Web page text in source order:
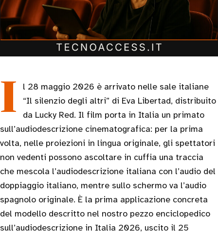
Il 28 maggio 2026 è arrivato nelle sale italiane
“Il silenzio degli altri” di Eva Libertad, distribuito
da Lucky Red. Il film porta in Italia un primato
sull’audiodescrizione cinematografica: per la prima
volta, nelle proiezioni in lingua originale, gli spettatori
non vedenti possono ascoltare in cuffia una traccia
che mescola l’audiodescrizione italiana con l’audio del
doppiaggio italiano, mentre sullo schermo va l’audio
spagnolo originale. È la prima applicazione concreta
del modello descritto nel nostro pezzo enciclopedico
sull’audiodescrizione in Italia 2026, uscito il 25